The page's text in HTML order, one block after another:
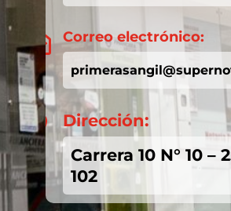
 Correo electrónico:

Dirección:
Carrera 10 N° 10 –
102